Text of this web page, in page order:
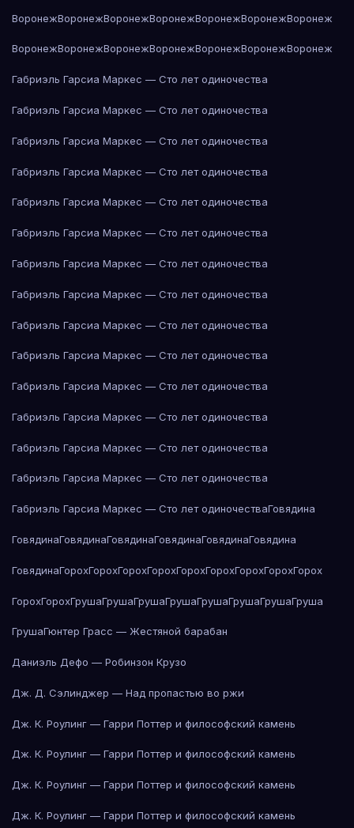
ВоронежВоронежВоронежВоронежВоронежВоронежВоронеж
ВоронежВоронежВоронежВоронежВоронежВоронежВоронеж
Габриэль Гарсиа Маркес — Сто лет одиночества
Габриэль Гарсиа Маркес — Сто лет одиночества
Габриэль Гарсиа Маркес — Сто лет одиночества
Габриэль Гарсиа Маркес — Сто лет одиночества
Габриэль Гарсиа Маркес — Сто лет одиночества
Габриэль Гарсиа Маркес — Сто лет одиночества
Габриэль Гарсиа Маркес — Сто лет одиночества
Габриэль Гарсиа Маркес — Сто лет одиночества
Габриэль Гарсиа Маркес — Сто лет одиночества
Габриэль Гарсиа Маркес — Сто лет одиночества
Габриэль Гарсиа Маркес — Сто лет одиночества
Габриэль Гарсиа Маркес — Сто лет одиночества
Габриэль Гарсиа Маркес — Сто лет одиночества
Габриэль Гарсиа Маркес — Сто лет одиночества
Габриэль Гарсиа Маркес — Сто лет одиночестваГовядина
ГовядинаГовядинаГовядинаГовядинаГовядинаГовядина
ГовядинаГорохГорохГорохГорохГорохГорохГорохГорохГорох
ГорохГорохГрушаГрушаГрушаГрушаГрушаГрушаГрушаГруша
ГрушаГюнтер Грасс — Жестяной барабан
Даниэль Дефо — Робинзон Крузо
Дж. Д. Сэлинджер — Над пропастью во ржи
Дж. К. Роулинг — Гарри Поттер и философский камень
Дж. К. Роулинг — Гарри Поттер и философский камень
Дж. К. Роулинг — Гарри Поттер и философский камень
Дж. К. Роулинг — Гарри Поттер и философский камень